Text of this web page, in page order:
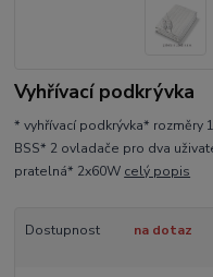
Vyhřívací podkrývka
* vyhřívací podkrývka* rozměry
BSS* 2 ovladače pro dva
pratelná* 2x60W celý popis
Dostupnost na dotaz